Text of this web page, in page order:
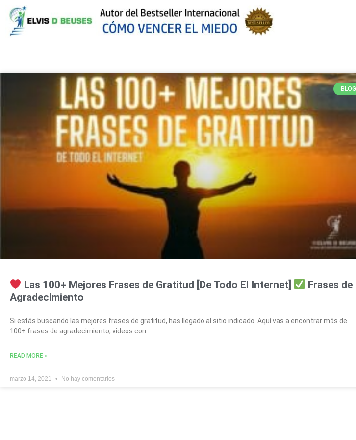
BLOG
Las 100+ Mejores Frases de Gratitud [De Todo El Internet]
Frases de
Agradecimiento
Si estás buscando las mejores frases de gratitud, has llegado al sitio indicado. Aquí vas a encontrar más de
100+ frases de agradecimiento, videos con
READ MORE »
marzo 14, 2021 No hay comentarios